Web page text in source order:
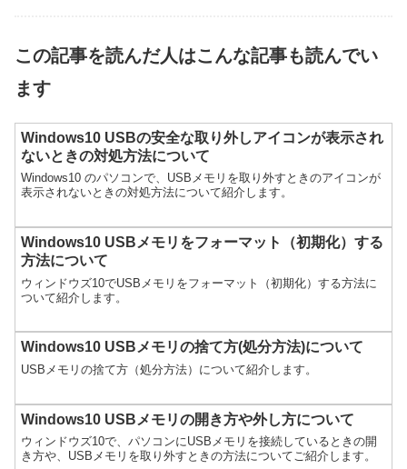
この記事を読んだ人はこんな記事も読んでい
ます
Windows10 USBの安全な取り外しアイコンが表示され
ないときの対処方法について
Windows10 のパソコンで、USBメモリを取り外すときのアイコンが
表示されないときの対処方法について紹介します。
Windows10 USBメモリをフォーマット（初期化）する
方法について
ウィンドウズ10でUSBメモリをフォーマット（初期化）する方法に
ついて紹介します。
Windows10 USBメモリの捨て方(処分方法)について
USBメモリの捨て方（処分方法）について紹介します。
Windows10 USBメモリの開き方や外し方について
ウィンドウズ10で、パソコンにUSBメモリを接続しているときの開
き方や、USBメモリを取り外すときの方法についてご紹介します。